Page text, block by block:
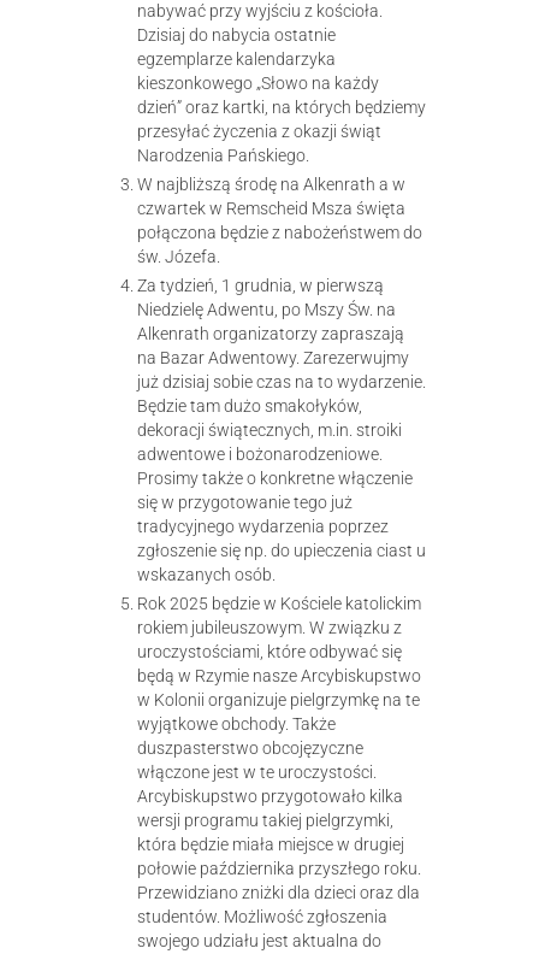
nabywać przy wyjściu z kościoła.
Dzisiaj do nabycia ostatnie
egzemplarze kalendarzyka
kieszonkowego „Słowo na każdy
dzień” oraz kartki, na których będziemy
przesyłać życzenia z okazji świąt
Narodzenia Pańskiego.
W najbliższą środę na Alkenrath a w
czwartek w Remscheid Msza święta
połączona będzie z nabożeństwem do
św. Józefa.
Za tydzień, 1 grudnia, w pierwszą
Niedzielę Adwentu, po Mszy Św. na
Alkenrath organizatorzy zapraszają
na Bazar Adwentowy. Zarezerwujmy
już dzisiaj sobie czas na to wydarzenie.
Będzie tam dużo smakołyków,
dekoracji świątecznych, m.in. stroiki
adwentowe i bożonarodzeniowe.
Prosimy także o konkretne włączenie
się w przygotowanie tego już
tradycyjnego wydarzenia poprzez
zgłoszenie się np. do upieczenia ciast u
wskazanych osób.
Rok 2025 będzie w Kościele katolickim
rokiem jubileuszowym. W związku z
uroczystościami, które odbywać się
będą w Rzymie nasze Arcybiskupstwo
w Kolonii organizuje pielgrzymkę na te
wyjątkowe obchody. Także
duszpasterstwo obcojęzyczne
włączone jest w te uroczystości.
Arcybiskupstwo przygotowało kilka
wersji programu takiej pielgrzymki,
która będzie miała miejsce w drugiej
połowie października przyszłego roku.
Przewidziano zniżki dla dzieci oraz dla
studentów. Możliwość zgłoszenia
swojego udziału jest aktualna do